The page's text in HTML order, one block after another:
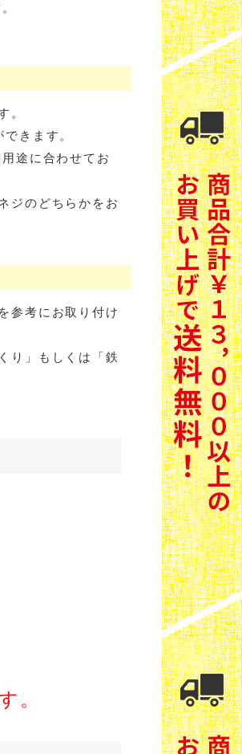
。
きます。
途に合わせてお
ジのどちらかをお
参考にお取り付け
り」もしくは「鉄
。